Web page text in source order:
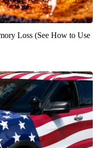
Loss (See How to Use